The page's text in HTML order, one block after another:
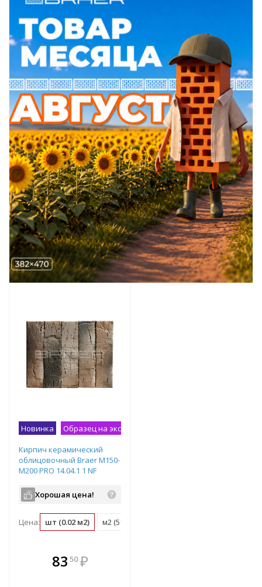
Новинка
Образец на экспозиции
Кирпич керамический
облицовочный Braer M150-
M200 PRO 14.04.1 1 NF
Хорошая цена!
Цена: шт (0.02 м2) м2 (51 шт)
83 50 ₽